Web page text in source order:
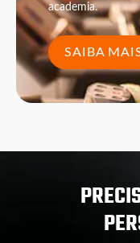
academia.
SAIBA